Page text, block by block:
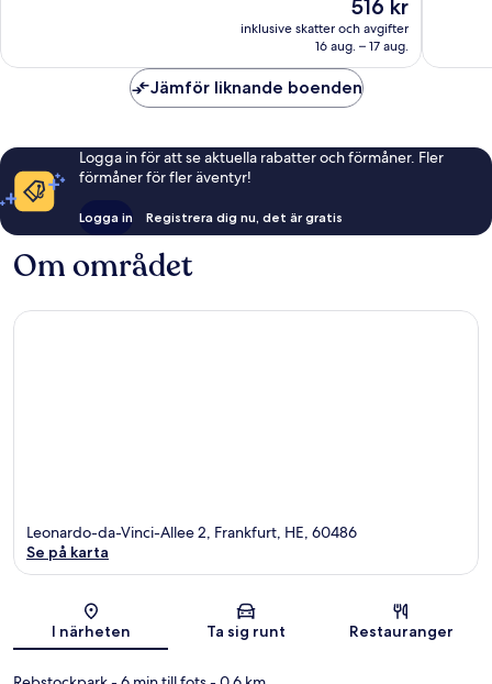
är
516 kr
516 kr
inklusive skatter och avgifter
16 aug. – 17 aug.
Jämför liknande boenden
Logga in för att se aktuella rabatter och förmåner. Fler
förmåner för fler äventyr!
Logga in Registrera dig nu, det är gratis
Om området
Karta
Leonardo-da-Vinci-Allee 2, Frankfurt, HE, 60486
Se på karta
I närheten Ta sig runt Restauranger